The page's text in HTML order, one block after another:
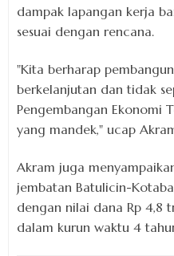
dampak lapangan kerja
sesuai dengan rencana.
"Kita berharap
berkelanjutan dan tidak
Pengembangan Ekonomi
yang mandek," ucap
Akram juga
jembatan Batulicin-
dengan nilai dana Rp 4,8
dalam kurun waktu 4